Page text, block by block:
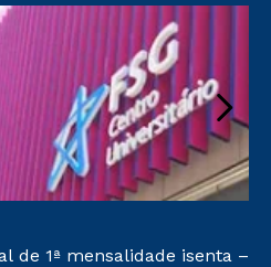
de 1ª mensalidade isenta –